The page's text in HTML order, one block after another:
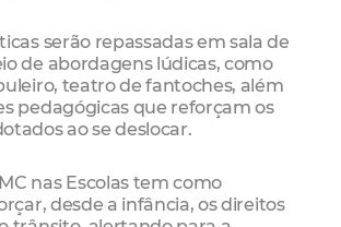
serão repassadas em sala de
de abordagens lúdicas, como
teatro de fantoches, além
pedagógicas que reforçam os
ao se deslocar.
nas Escolas tem como
desde a infância, os direitos